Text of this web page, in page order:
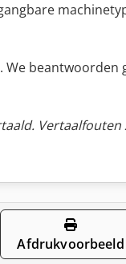
We beantwoorden
Vertaalfouten
Afdrukvoorbeeld